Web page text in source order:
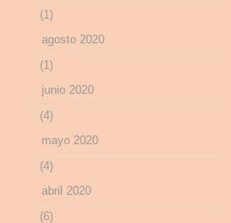
(1)
agosto 2020
(1)
junio 2020
(4)
mayo 2020
(4)
abril 2020
(6)